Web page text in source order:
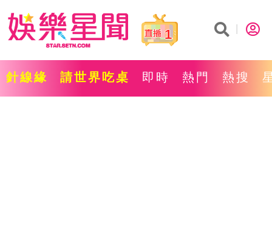
1
針線緣 請世界吃桌 即時 熱門 熱搜